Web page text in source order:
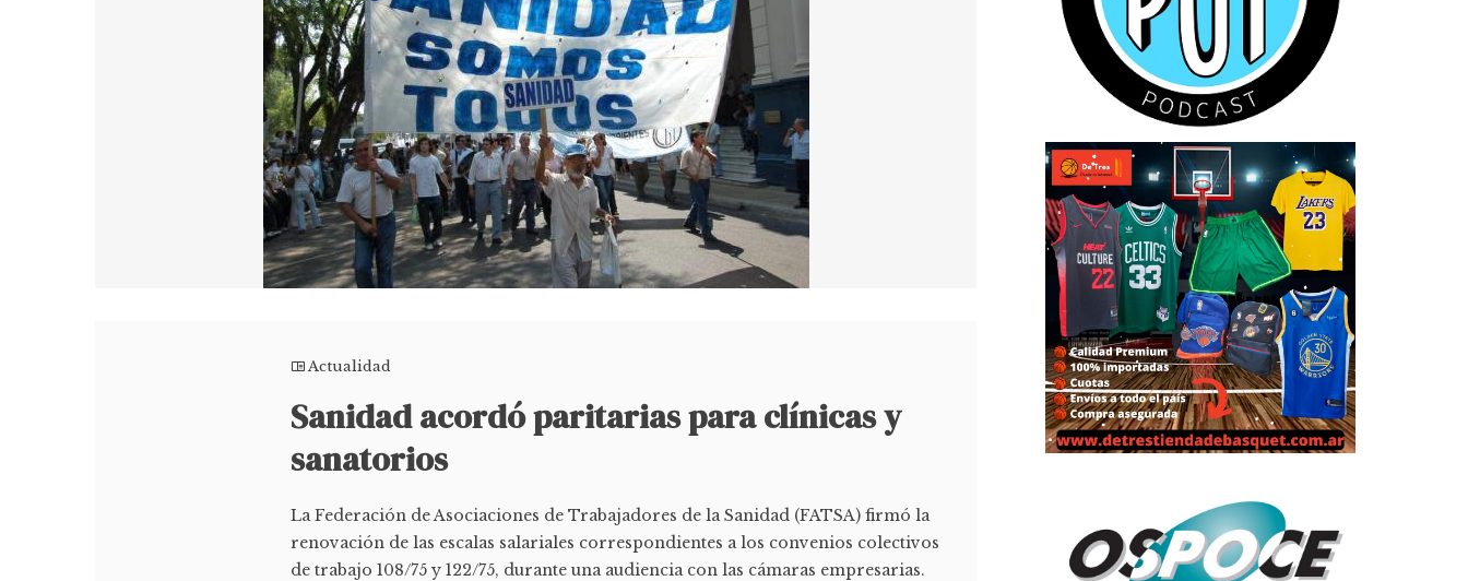
Actualidad
Sanidad acordó paritarias para clínicas y
sanatorios
La Federación de Asociaciones de Trabajadores de la Sanidad (FATSA) firmó la
renovación de las escalas salariales correspondientes a los convenios colectivos
de trabajo 108/75 y 122/75, durante una audiencia con las cámaras empresarias.